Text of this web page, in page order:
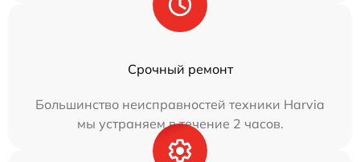
Срочный ремонт
Большинство неисправностей техники Harvia
мы устраняем в течение 2 часов.